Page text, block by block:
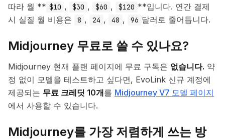
따라 월 ** $10 , $30 , $60 , $120 **입니다. 연간 결제
시 실질 월 비용은
8 , 24 , 48 , 96 달러로 줄어듭니다.
Midjourney 무료로 쓸 수 있나요?
Midjourney 현재 플랜 페이지에 무료 구독은 없습니다. 약
정 없이 모델을 테스트하고 싶다면, EvoLink 신규 계정에
제공되는 무료 크레딧 10개를 Midjourney V7 모델 페이지
에서 사용할 수 있습니다.
Midjourney를 가장 저렴하게 쓰는 방